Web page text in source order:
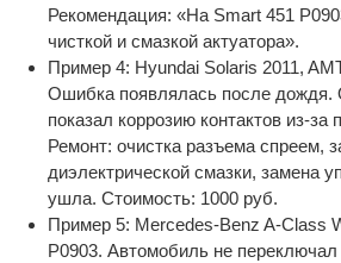
Рекомендация: «На Smart 451
чисткой и смазкой актуатора».
Пример 4: Hyundai Solaris 2011,
Ошибка появлялась после дождя.
показал коррозию контактов из-за
Ремонт: очистка разъема спреем,
диэлектрической смазки, замена
ушла. Стоимость: 1000 руб.
Пример 5: Mercedes-Benz A-Class
P0903. Автомобиль не переключал